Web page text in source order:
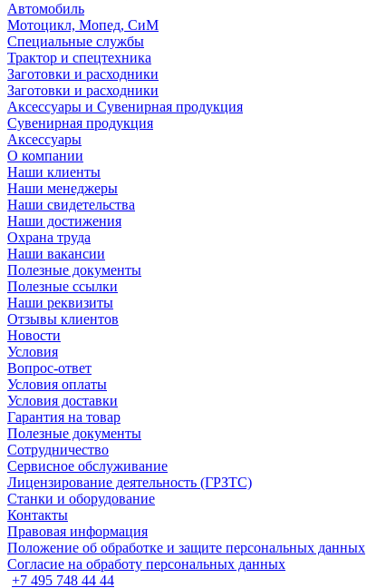
Автомобиль
Мотоцикл, Мопед, СиМ
Специальные службы
Трактор и спецтехника
Заготовки и расходники
Заготовки и расходники
Аксессуары и Сувенирная продукция
Сувенирная продукция
Аксессуары
О компании
Наши клиенты
Наши менеджеры
Наши свидетельства
Наши достижения
Охрана труда
Наши вакансии
Полезные документы
Полезные ссылки
Наши реквизиты
Отзывы клиентов
Новости
Условия
Вопрос-ответ
Условия оплаты
Условия доставки
Гарантия на товар
Полезные документы
Сотрудничество
Сервисное обслуживание
Лицензирование деятельность (ГРЗТС)
Станки и оборудование
Контакты
Правовая информация
Положение об обработке и защите персональных данных
Согласие на обработу персональных данных
+7 495 748 44 44